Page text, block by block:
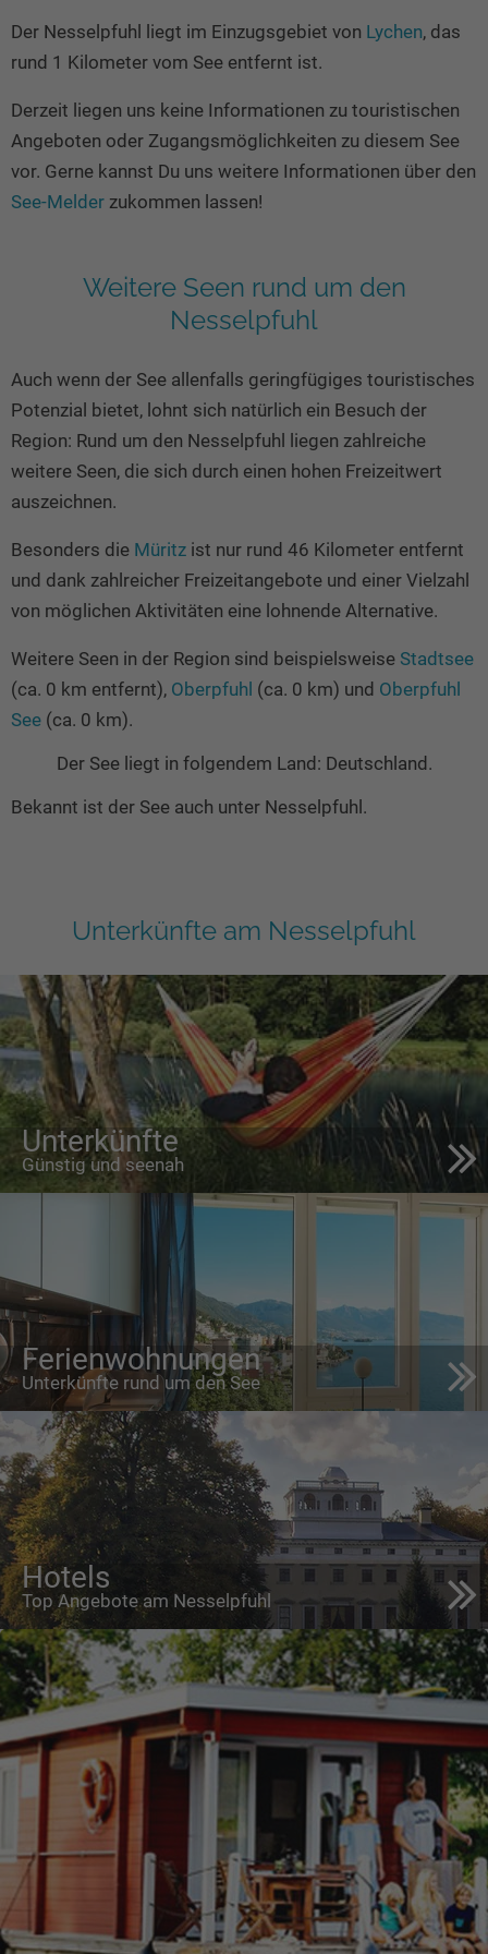
Österreich
Frankreich
Niederlande
Schweden
alle Länder…
Der Nesselpfuhl liegt im Einzugsgebiet von Lychen, das
rund 1 Kilometer vom See entfernt ist.
Derzeit liegen uns keine Informationen zu touristischen
Angeboten oder Zugangsmöglichkeiten zu diesem See
vor. Gerne kannst Du uns weitere Informationen über den
See-Melder zukommen lassen!
Weitere Seen rund um den
Nesselpfuhl
Auch wenn der See allenfalls geringfügiges touristisches
Potenzial bietet, lohnt sich natürlich ein Besuch der
Region: Rund um den Nesselpfuhl liegen zahlreiche
weitere Seen, die sich durch einen hohen Freizeitwert
auszeichnen.
Besonders die Müritz ist nur rund 46 Kilometer entfernt
und dank zahlreicher Freizeitangebote und einer Vielzahl
von möglichen Aktivitäten eine lohnende Alternative.
Weitere Seen in der Region sind beispielsweise Stadtsee
(ca. 0 km entfernt), Oberpfuhl (ca. 0 km) und Oberpfuhl
See (ca. 0 km).
Der See liegt in folgendem Land: Deutschland.
Bekannt ist der See auch unter Nesselpfuhl.
Unterkünfte am Nesselpfuhl
Unterkünfte
Günstig und seenah
Ferienwohnungen
Unterkünfte rund um den See
Hotels
Top Angebote am Nesselpfuhl